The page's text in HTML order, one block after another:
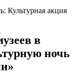
Культурная акция
в
ночь